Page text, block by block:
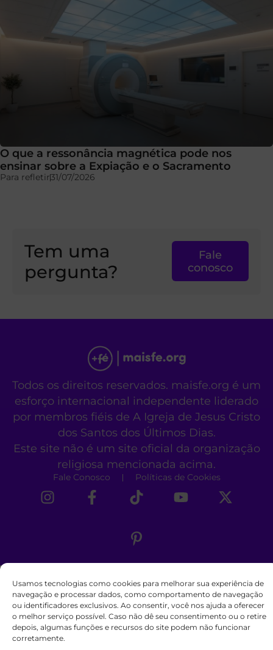
Usamos tecnologias como cookies para melhorar sua experiência de
navegação e processar dados, como comportamento de navegação
ou identificadores exclusivos. Ao consentir, você nos ajuda a oferecer
o melhor serviço possível. Caso não dê seu consentimento ou o retire
depois, algumas funções e recursos do site podem não funcionar
corretamente.
O que a ressonância magnética pode nos
ensinar sobre a Expiação e o Sacramento
Para refletir31/07/2026
Tem uma
pergunta?
Fale
conosco
Todos os direitos reservados. maisfe.org é um
esforço internacional independente liderado
por membros fiéis de A Igreja de Jesus Cristo
dos Santos dos Últimos Dias.
Este site não é um site oficial da organização
religiosa mencionada acima.
Fale Conosco Políticas de Cookies